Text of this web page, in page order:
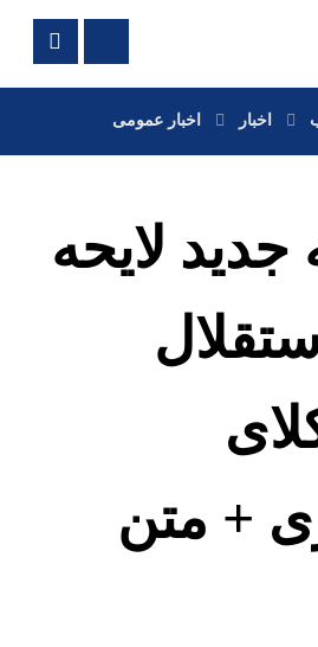
اخبار اخبار عمومی
جدید لایحه
+ متن